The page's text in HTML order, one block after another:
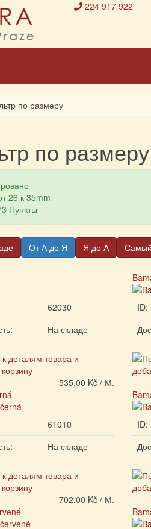
224 917 922
по размеру
по размеру
26 к 35mm
Пункты
От А до Я Я до А
62030
На складе
535,00 Kč / М.
ID:
61010
На складе
702,00 Kč / М.
ID: